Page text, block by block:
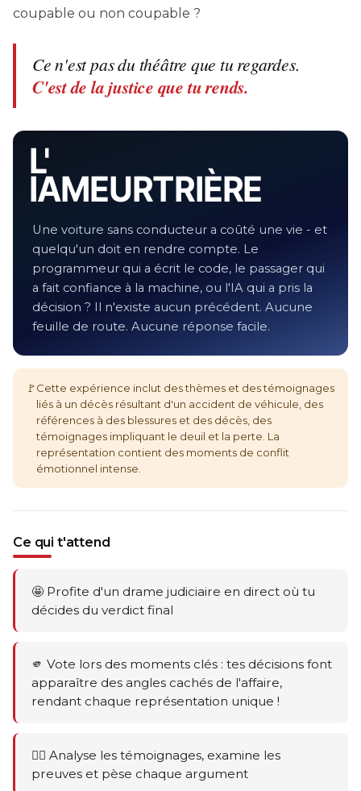
coupable ou non coupable ?
Ce n'est pas du théâtre que tu regardes.
C'est de la justice que tu rends.
L'
IA MEURTRIÈRE
Une voiture sans conducteur a coûté une vie - et
quelqu'un doit en rendre compte. Le
programmeur qui a écrit le code, le passager qui
a fait confiance à la machine, ou l'IA qui a pris la
décision ? Il n'existe aucun précédent. Aucune
feuille de route. Aucune réponse facile.
🚩Cette expérience inclut des thèmes et des témoignages
liés à un décès résultant d'un accident de véhicule, des
références à des blessures et des décès, des
témoignages impliquant le deuil et la perte. La
représentation contient des moments de conflit
émotionnel intense.
Ce qui t'attend
🤩 Profite d'un drame judiciaire en direct où tu
décides du verdict final
🫵 Vote lors des moments clés : tes décisions font
apparaître des angles cachés de l'affaire,
rendant chaque représentation unique !
🕵️‍♂️ Analyse les témoignages, examine les
preuves et pèse chaque argument